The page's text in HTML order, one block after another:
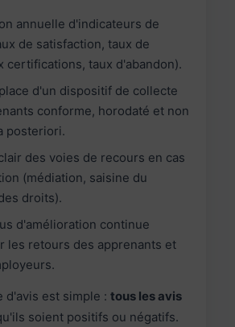
annuelle d'indicateurs de
de satisfaction, taux de
certifications, taux d'abandon).
d'un dispositif de collecte
conforme, horodaté et non
posteriori.
des voies de recours en cas
(médiation, saisine du
droits).
d'amélioration continue
les retours des apprenants et
d'avis est simple : tous les avis
soient positifs ou négatifs.